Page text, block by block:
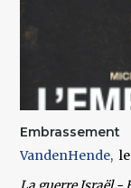
Embrassement
VandenHende